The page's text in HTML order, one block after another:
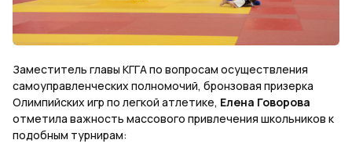
Заместитель главы КГГА по вопросам осуществления
самоуправленческих полномочий, бронзовая призерка
Олимпийских игр по легкой атлетике, Елена Говорова
отметила важность массового привлечения школьников к
подобным турнирам: